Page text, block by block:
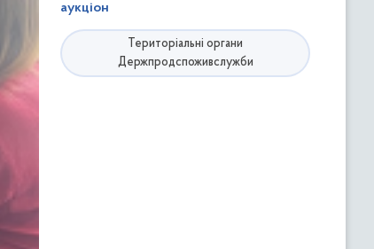
аукціон
Територіальні органи
Держпродспоживслужби